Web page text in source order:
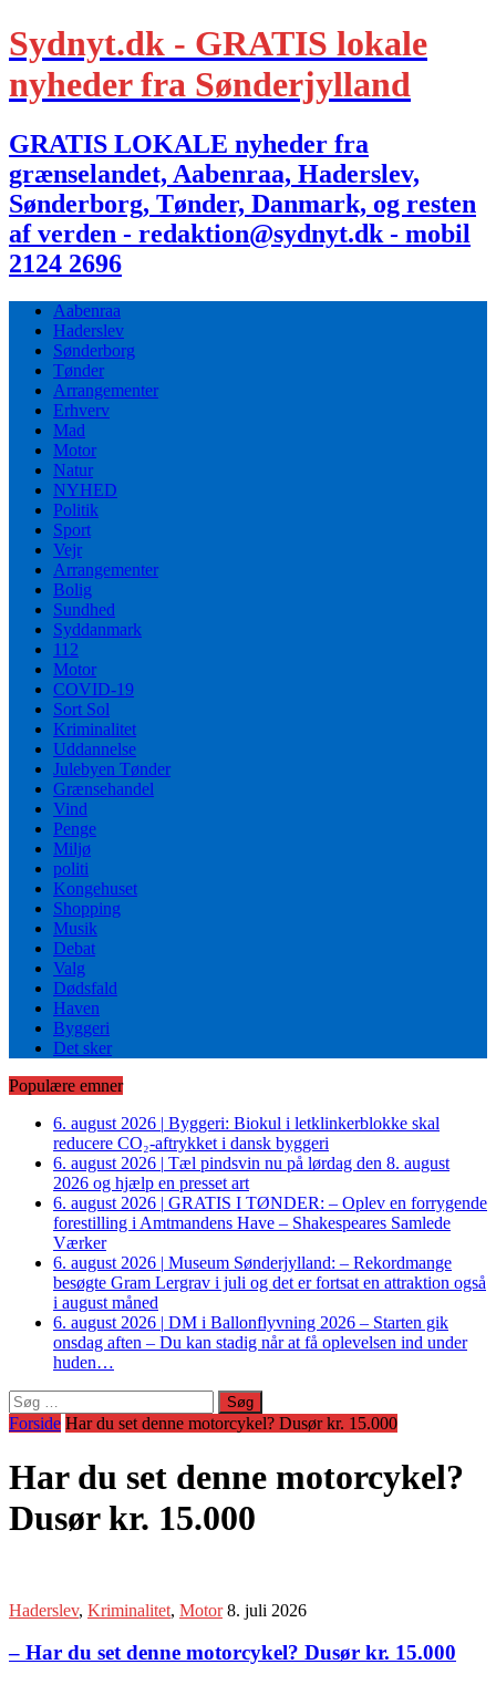
Sydnyt.dk - GRATIS lokale
nyheder fra Sønderjylland
GRATIS LOKALE nyheder fra
grænselandet, Aabenraa, Haderslev,
Sønderborg, Tønder, Danmark, og resten
af verden - redaktion@sydnyt.dk - mobil
2124 2696
Aabenraa
Haderslev
Sønderborg
Tønder
Arrangementer
Erhverv
Mad
Motor
Natur
NYHED
Politik
Sport
Vejr
Arrangementer
Bolig
Sundhed
Syddanmark
112
Motor
COVID-19
Sort Sol
Kriminalitet
Uddannelse
Julebyen Tønder
Grænsehandel
Vind
Penge
Miljø
politi
Kongehuset
Shopping
Musik
Debat
Valg
Dødsfald
Haven
Byggeri
Det sker
Populære emner
6. august 2026 | Byggeri: Biokul i letklinkerblokke skal
reducere CO₂-aftrykket i dansk byggeri
6. august 2026 | Tæl pindsvin nu på lørdag den 8. august
2026 og hjælp en presset art
6. august 2026 | GRATIS I TØNDER: – Oplev en forrygende
forestilling i Amtmandens Have – Shakespeares Samlede
Værker
6. august 2026 | Museum Sønderjylland: – Rekordmange
besøgte Gram Lergrav i juli og det er fortsat en attraktion også
i august måned
6. august 2026 | DM i Ballonflyvning 2026 – Starten gik
onsdag aften – Du kan stadig når at få oplevelsen ind under
huden…
Søg
efter:
Forside Har du set denne motorcykel? Dusør kr. 15.000
Har du set denne motorcykel?
Dusør kr. 15.000
Haderslev, Kriminalitet, Motor 8. juli 2026
– Har du set denne motorcykel? Dusør kr. 15.000